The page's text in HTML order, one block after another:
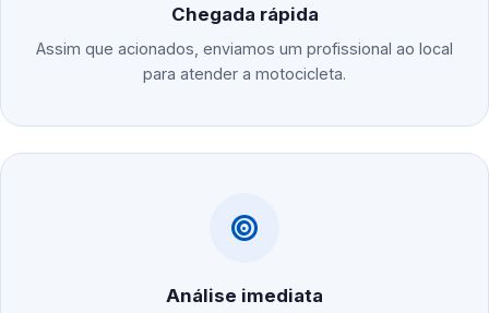
Chegada rápida
Assim que acionados, enviamos um profissional ao local
para atender a motocicleta.
Análise imediata